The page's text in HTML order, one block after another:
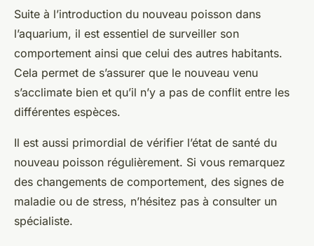
Suite à l’introduction du nouveau poisson dans
l’aquarium, il est essentiel de surveiller son
comportement ainsi que celui des autres habitants.
Cela permet de s’assurer que le nouveau venu
s’acclimate bien et qu’il n’y a pas de conflit entre les
différentes espèces.
Il est aussi primordial de vérifier l’état de santé du
nouveau poisson régulièrement. Si vous remarquez
des changements de comportement, des signes de
maladie ou de stress, n’hésitez pas à consulter un
spécialiste.